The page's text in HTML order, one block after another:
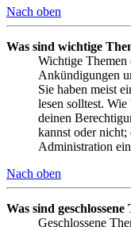
Nach oben
Was sind wichtige
Wichtige Themen
Ankündigungen
Sie haben meist
lesen solltest.
deinen
kannst oder
Administration
Nach oben
Was sind geschlossene
Geschlossene